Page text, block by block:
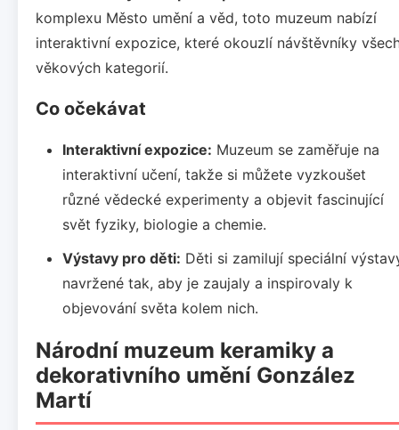
komplexu Město umění a věd, toto muzeum nabízí
interaktivní expozice, které okouzlí návštěvníky
věkových kategorií.
Co očekávat
Interaktivní expozice: Muzeum se zaměřuje na
interaktivní učení, takže si můžete vyzkoušet
různé vědecké experimenty a objevit fascinující
svět fyziky, biologie a chemie.
Výstavy pro děti: Děti si zamilují speciální
navržené tak, aby je zaujaly a inspirovaly k
objevování světa kolem nich.
Národní muzeum keramiky a
dekorativního umění González
Martí